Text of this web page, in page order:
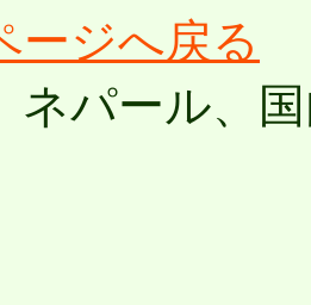
ージへ戻る
ネパール、